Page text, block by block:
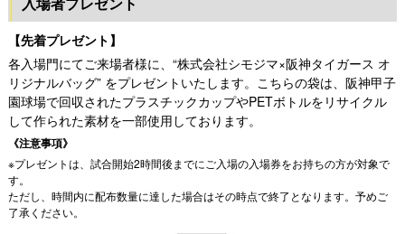
【先着プレゼント】
各入場門にてご来場者様に、“株式会社シモジマ×阪神タイガース オ
リジナルバッグ” をプレゼントいたします。こちらの袋は、阪神甲子
園球場で回収されたプラスチックカップやPETボトルをリサイクル
して作られた素材を一部使用しております。
《注意事項》
※プレゼントは、試合開始2時間後までにご入場の入場券をお持ちの方が対象で
す。
ただし、時間内に配布数量に達した場合はその時点で終了となります。予めご
了承ください。